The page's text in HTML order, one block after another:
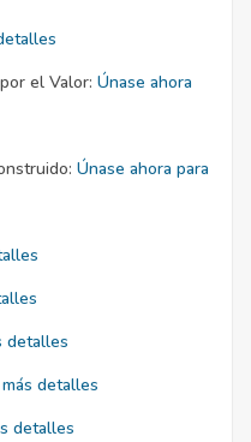
el Valor: Únase ahora
Únase ahora para
detalles
detalles
detalles